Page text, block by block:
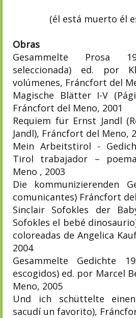
(él está muerto él
Obras
Gesammelte Prosa
seleccionada) ed. por
volúmenes, Fráncfort del
Magische Blätter I-V
Fráncfort del Meno, 2001
Requiem für Ernst Jandl
Jandl), Fráncfort del Meno,
Mein Arbeitstirol -
Tirol trabajador –
Meno , 2003
Die kommunizierenden
comunicantes) Fráncfort
Sinclair Sofokles der
Sofokles el bebé
coloreadas de Angelica
2004
Gesammelte Gedichte
escogidos) ed. por Marcel
Meno, 2005
Und ich schüttelte
sacudí un favorito),